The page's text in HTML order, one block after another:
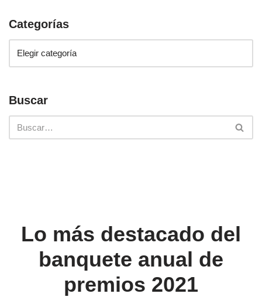
Categorías
Buscar
Lo más destacado del
banquete anual de
premios 2021